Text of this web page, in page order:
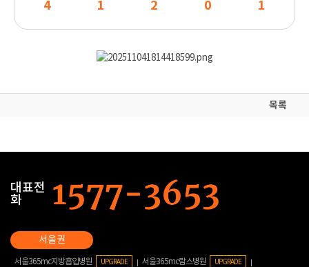
4 1 2 0 1
목록
대표전
화
서울365mc지방흡입병원 UPGRADE 서울365mc람스병원 UPGRADE